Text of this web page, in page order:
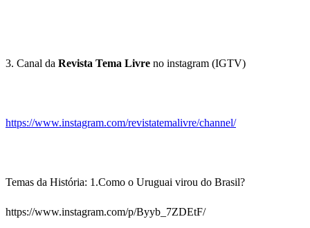
3. Canal da Revista Tema Livre no instagram (IGTV)
https://www.instagram.com/revistatemalivre/channel/
Temas da História: 1.Como o Uruguai virou do Brasil?
https://www.instagram.com/p/Byyb_7ZDEtF/